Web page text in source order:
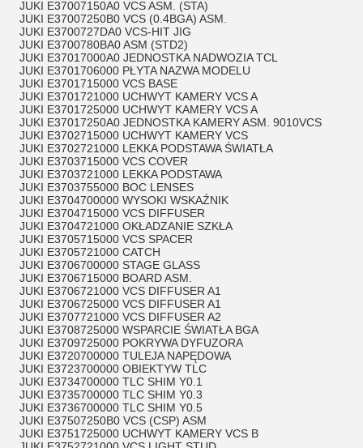
JUKI E37007150A0 VCS ASM. (STA)
JUKI E37007250B0 VCS (0.4BGA) ASM.
JUKI E3700727DA0 VCS-HIT JIG
JUKI E3700780BA0 ASM (STD2)
JUKI E37017000A0 JEDNOSTKA NADWOZIA TCL
JUKI E3701706000 PŁYTA NAZWA MODELU
JUKI E3701715000 VCS BASE
JUKI E3701721000 UCHWYT KAMERY VCS A
JUKI E3701725000 UCHWYT KAMERY VCS A
JUKI E37017250A0 JEDNOSTKA KAMERY ASM. 9010VCS
JUKI E3702715000 UCHWYT KAMERY VCS
JUKI E3702721000 LEKKA PODSTAWA ŚWIATŁA
JUKI E3703715000 VCS COVER
JUKI E3703721000 LEKKA PODSTAWA
JUKI E3703755000 BOC LENSES
JUKI E3704700000 WYSOKI WSKAŹNIK
JUKI E3704715000 VCS DIFFUSER
JUKI E3704721000 OKŁADZANIE SZKŁA
JUKI E3705715000 VCS SPACER
JUKI E3705721000 CATCH
JUKI E3706700000 STAGE GLASS
JUKI E3706715000 BOARD ASM.
JUKI E3706721000 VCS DIFFUSER A1
JUKI E3706725000 VCS DIFFUSER A1
JUKI E3707721000 VCS DIFFUSER A2
JUKI E3708725000 WSPARCIE ŚWIATŁA BGA
JUKI E3709725000 POKRYWA DYFUZORA
JUKI E3720700000 TULEJA NAPĘDOWA
JUKI E3723700000 OBIEKTYW TLC
JUKI E3734700000 TLC SHIM Y0.1
JUKI E3735700000 TLC SHIM Y0.3
JUKI E3736700000 TLC SHIM Y0.5
JUKI E37507250B0 VCS (CSP) ASM
JUKI E3751725000 UCHWYT KAMERY VCS B